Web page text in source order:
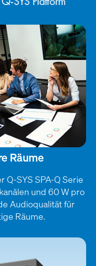
Räume
SYS SPA-Q Serie
und 60 W pro
Audioqualität für
Räume.